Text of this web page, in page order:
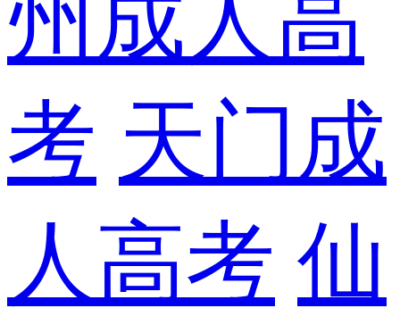
州成人高
考 天门成
人高考 仙